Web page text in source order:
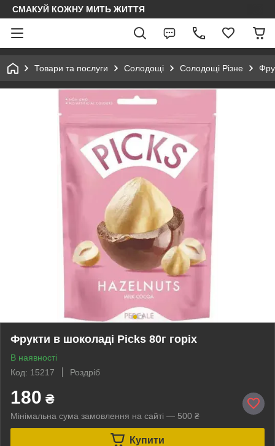
СМАКУЙ КОЖНУ МИТЬ ЖИТТЯ
Товари та послуги Солодощі Солодощі Різне
Фрукти в шоколаді Picks 80г горіх
В наявності
Код: 15217
Роздріб
180 ₴
Мінімальна сума замовлення на сайті — 500 ₴
Купити